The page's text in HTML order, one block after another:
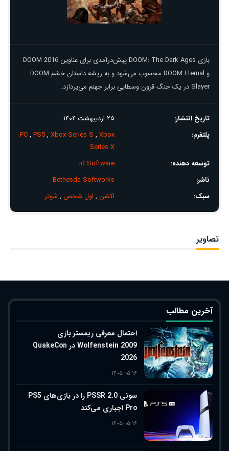
بازی DOOM: The Dark Ages پیش‌درآمدی برای عناوین DOOM 2016
و DOOM Eternal محسوب می‌شود و به ریشه داستان خشم DOOM
Slayer در یک جنگ قرون وسطایی برابر جهنم می‌پردازد.
تاریخ انتشار:
۲۵ اردیبهشت ۱۴۰۴
پلتفرم:
PC, PS5, Xbox Series S , Xbox
Series X
توسعه دهنده:
id Software
ناشر:
Bethesda Softworks
سبک:
اکشن , اول شخص , شوتر
تصاویر
آخرین مطالب
احتمال معرفی ریمستر بازی
Wolfenstein 2009 در QuakeCon
2026
۱۴۰۵-۰۵-۱۶
سونی PSSR 2.0 را در بازی‌های PS5
Pro اجباری می‌کند
۱۴۰۵-۰۵-۱۶